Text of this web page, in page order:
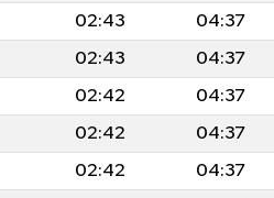
02:43 04:37
02:43 04:37
02:42 04:37
02:42 04:37
02:42 04:37